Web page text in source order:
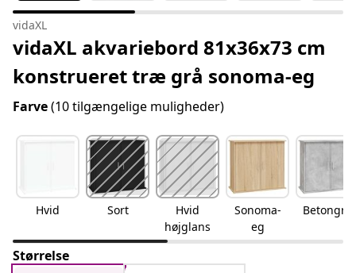
vidaXL
vidaXL akvariebord 81x36x73 cm
konstrueret træ grå sonoma-eg
Farve(10 tilgængelige muligheder)
Hvid Sort
Hvid
højglans
Sonoma-
eg
Betongrå
Størrelse